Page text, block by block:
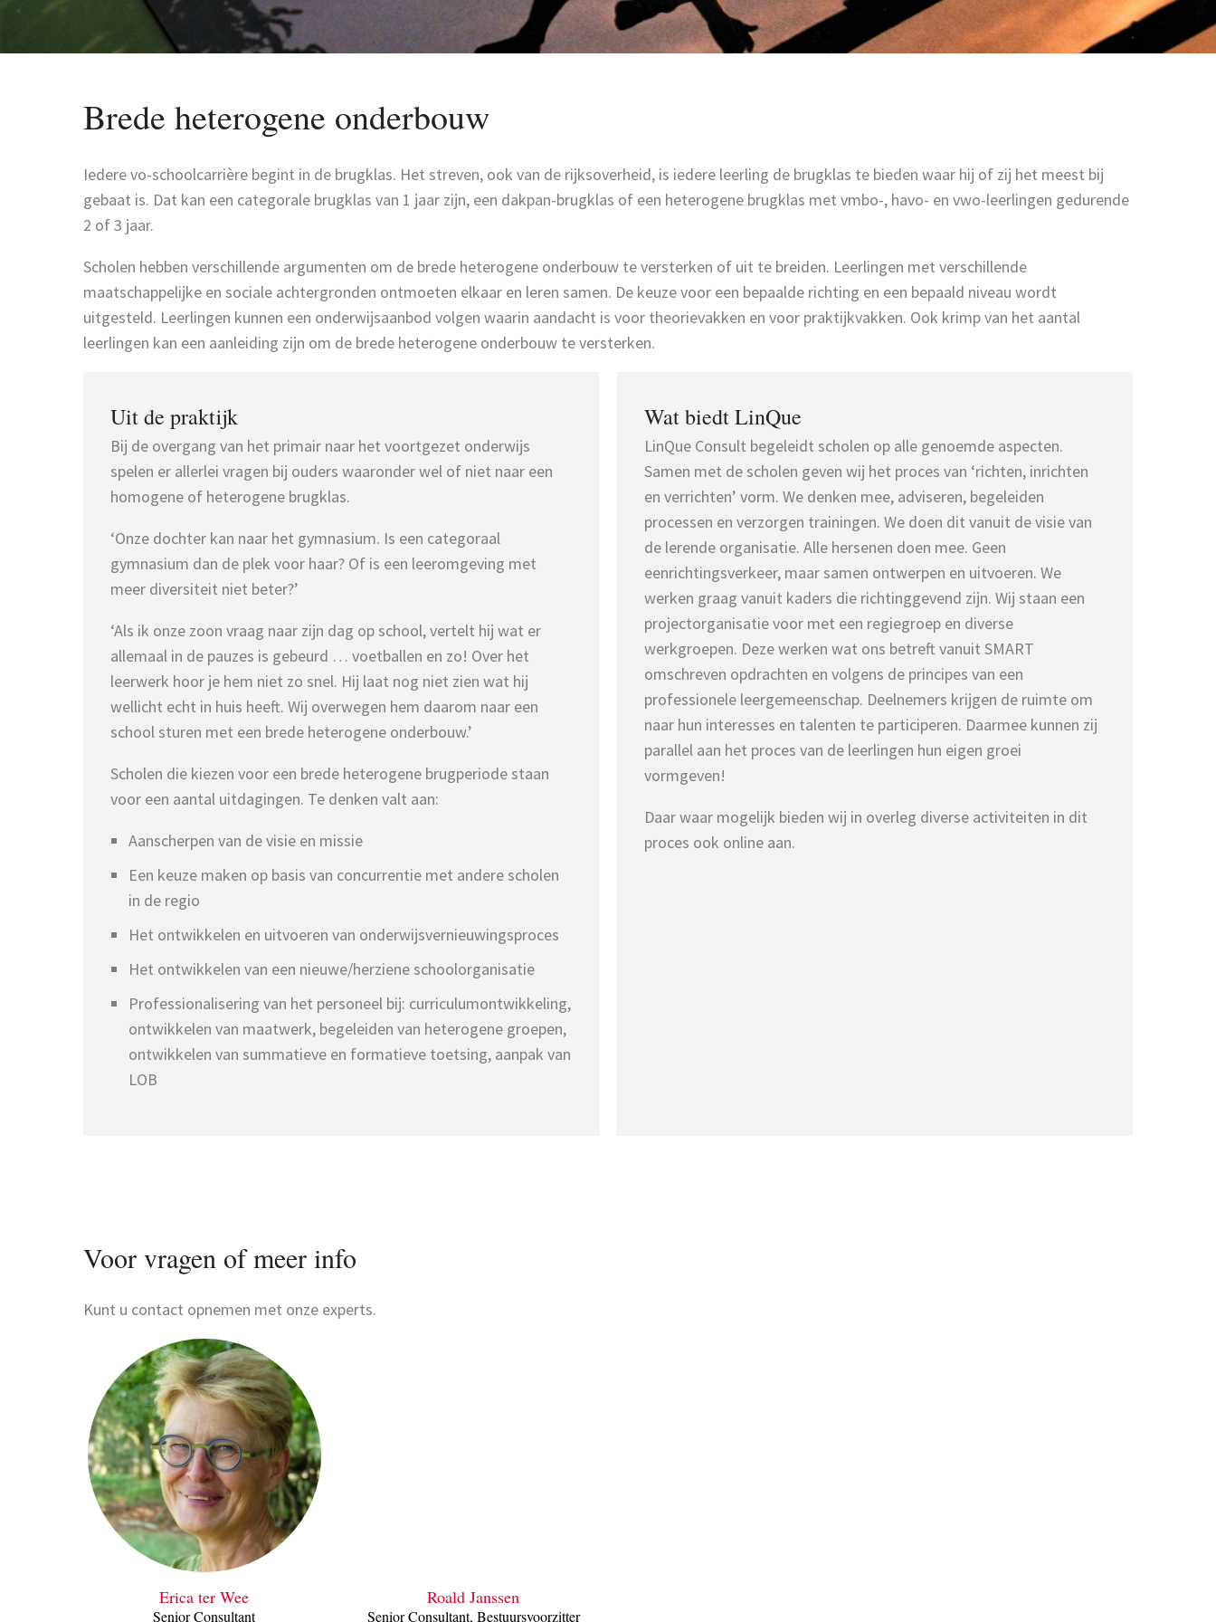
Brede heterogene onderbouw
Iedere vo-schoolcarrière begint in de brugklas. Het streven, ook van de rijksoverheid, is iedere leerling de brugklas te bieden waar hij of zij het meest bij
gebaat is. Dat kan een categorale brugklas van 1 jaar zijn, een dakpan-brugklas of een heterogene brugklas met vmbo-, havo- en vwo-leerlingen gedurende
2 of 3 jaar.
Scholen hebben verschillende argumenten om de brede heterogene onderbouw te versterken of uit te breiden. Leerlingen met verschillende
maatschappelijke en sociale achtergronden ontmoeten elkaar en leren samen. De keuze voor een bepaalde richting en een bepaald niveau wordt
uitgesteld. Leerlingen kunnen een onderwijsaanbod volgen waarin aandacht is voor theorievakken en voor praktijkvakken. Ook krimp van het aantal
leerlingen kan een aanleiding zijn om de brede heterogene onderbouw te versterken.
Uit de praktijk
Bij de overgang van het primair naar het voortgezet onderwijs
spelen er allerlei vragen bij ouders waaronder wel of niet naar een
homogene of heterogene brugklas.
‘Onze dochter kan naar het gymnasium. Is een categoraal
gymnasium dan de plek voor haar? Of is een leeromgeving met
meer diversiteit niet beter?’
‘Als ik onze zoon vraag naar zijn dag op school, vertelt hij wat er
allemaal in de pauzes is gebeurd … voetballen en zo! Over het
leerwerk hoor je hem niet zo snel. Hij laat nog niet zien wat hij
wellicht echt in huis heeft. Wij overwegen hem daarom naar een
school sturen met een brede heterogene onderbouw.’
Scholen die kiezen voor een brede heterogene brugperiode staan
voor een aantal uitdagingen. Te denken valt aan:
Aanscherpen van de visie en missie
Een keuze maken op basis van concurrentie met andere scholen
in de regio
Het ontwikkelen en uitvoeren van onderwijsvernieuwingsproces
Het ontwikkelen van een nieuwe/herziene schoolorganisatie
Professionalisering van het personeel bij: curriculumontwikkeling,
ontwikkelen van maatwerk, begeleiden van heterogene groepen,
ontwikkelen van summatieve en formatieve toetsing, aanpak van
LOB
Wat biedt LinQue
LinQue Consult begeleidt scholen op alle genoemde aspecten.
Samen met de scholen geven wij het proces van ‘richten, inrichten
en verrichten’ vorm. We denken mee, adviseren, begeleiden
processen en verzorgen trainingen. We doen dit vanuit de visie van
de lerende organisatie. Alle hersenen doen mee. Geen
eenrichtingsverkeer, maar samen ontwerpen en uitvoeren. We
werken graag vanuit kaders die richtinggevend zijn. Wij staan een
projectorganisatie voor met een regiegroep en diverse
werkgroepen. Deze werken wat ons betreft vanuit SMART
omschreven opdrachten en volgens de principes van een
professionele leergemeenschap. Deelnemers krijgen de ruimte om
naar hun interesses en talenten te participeren. Daarmee kunnen zij
parallel aan het proces van de leerlingen hun eigen groei
vormgeven!
Daar waar mogelijk bieden wij in overleg diverse activiteiten in dit
proces ook online aan.
Voor vragen of meer info
Kunt u contact opnemen met onze experts.
Erica ter Wee
Senior Consultant
Roald Janssen
Senior Consultant, Bestuursvoorzitter